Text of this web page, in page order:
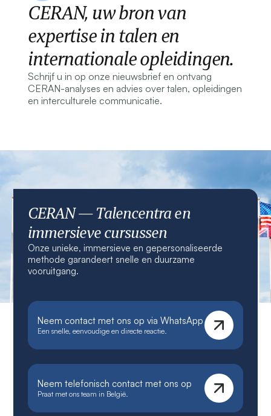
CERAN, uw bron van
expertise in talen en
internationale opleidingen.
Schrijf u in op onze nieuwsbrief en ontvang
CERAN-analyses en advies over talen, opleidingen
en interculturele communicatie.
CERAN — Talencentra en
immersieve cursussen
Onze unieke, immersieve en gepersonaliseerde
methode garandeert snelle en duurzame
vooruitgang.
Neem contact met ons op via WhatsApp
Een snelle, eenvoudige en directe reactie.
Neem telefonisch contact met ons op
Praat met ons team in België.